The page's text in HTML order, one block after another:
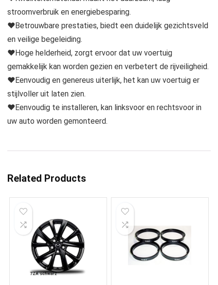
stroomverbruik en energiebesparing.
♥Betrouwbare prestaties, biedt een duidelijk gezichtsveld
en veilige begeleiding.
♥Hoge helderheid, zorgt ervoor dat uw voertuig
gemakkelijk kan worden gezien en verbetert de rijveiligheid.
♥Eenvoudig en genereus uiterlijk, het kan uw voertuig er
stijlvoller uit laten zien.
♥Eenvoudig te installeren, kan linksvoor en rechtsvoor in
uw auto worden gemonteerd.
Related Products